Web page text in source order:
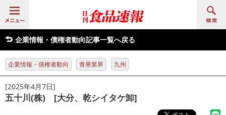
企業情報・債権者動向記事一覧へ戻る
企業情報・債権者動向 青果業界 九州
[2025年4月7日]
五十川(株) [大分、乾シイタケ卸]